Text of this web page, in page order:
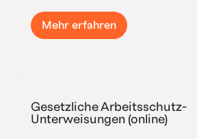
Mehr erfahren
Gesetzliche Arbeitsschutz-
Unterweisungen (online)